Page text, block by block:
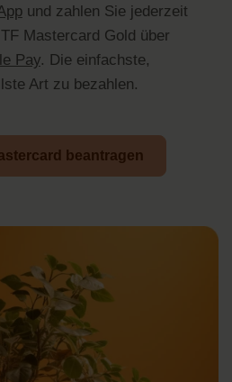
und zahlen Sie jederzeit
Mastercard Gold über
Pay. Die einfachste,
Art zu bezahlen.
beantragen